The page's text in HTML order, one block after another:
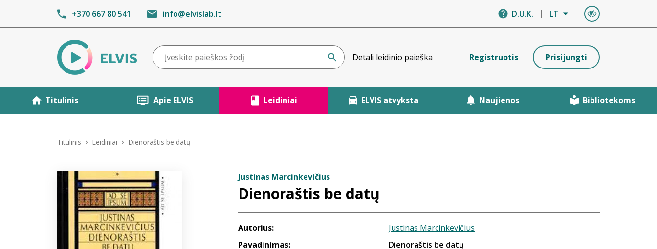
+370 667 80 541 info@elvislab.lt D.U.K. LT
Detali leidinio paieška Registruotis Prisijungti
Titulinis Apie ELVIS Leidiniai ELVIS atvyksta Naujienos Bibliotekoms
Titulinis Leidiniai Dienoraštis be datų
Justinas Marcinkevičius
Dienoraštis be datų
Autorius:
Justinas Marcinkevičius
Pavadinimas:
Dienoraštis be datų